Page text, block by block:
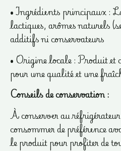
• Ingrédients principaux :
lactiques, arômes naturels
additifs ni conservateurs
• Origine locale : Produit et
pour une qualité et une
Conseils de conservation :
À conserver au
consommer de préférence
le produit pour profiter de